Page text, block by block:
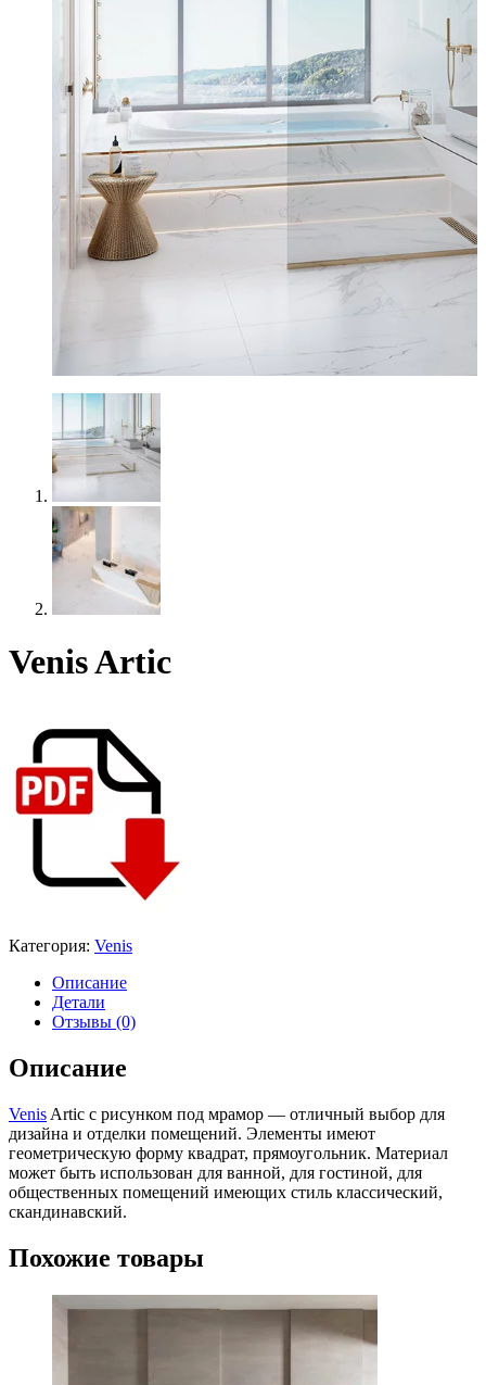
Venis Artic
Категория: Venis
Описание
Детали
Отзывы (0)
Описание
Venis Artic с рисунком под мрамор — отличный выбор для
дизайна и отделки помещений. Элементы имеют
геометрическую форму квадрат, прямоугольник. Материал
может быть использован для ванной, для гостиной, для
общественных помещений имеющих стиль классический,
скандинавский.
Похожие товары